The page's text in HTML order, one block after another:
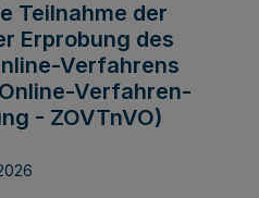
Teilnahme der
Erprobung des
Verfahrens
Verfahren-
- ZOVTnVO)